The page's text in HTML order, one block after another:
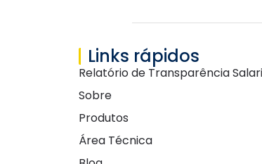
Links rápidos
Relatório de Transparência
Sobre
Produtos
Área Técnica